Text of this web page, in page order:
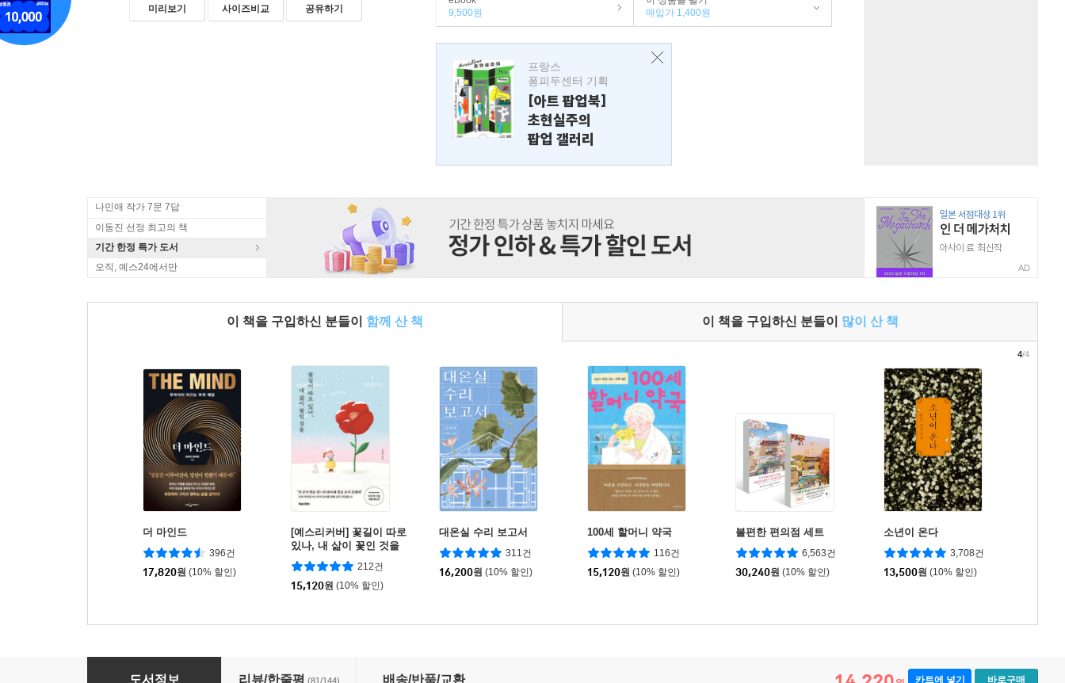
미리보기 사이즈비교 공유하기
9,500원
매입가 1,400원
프랑스
퐁피두센터 기획
[아트 팝업북]
초현실주의
팝업 갤러리
나민애 작가 7문 7답
이동진 선정 최고의 책
기간 한정 특가 도서
오직, 예스24에서만
AD
이 책을 구입하신 분들이 함께 산 책 이 책을 구입하신 분들이 많이 산 책
더 마인드
396건
17,820원 (10% 할인)
[예스리커버] 꽃길이 따로
있나, 내 삶이 꽃인 것을
212건
15,120원 (10% 할인)
대온실 수리 보고서
311건
16,200원 (10% 할인)
100세 할머니 약국
116건
15,120원 (10% 할인)
불편한 편의점 세트
6,563건
30,240원 (10% 할인)
소년이 온다
3,708건
13,500원 (10% 할인)
4/4
인생에서 너무 늦은 때란 없습니다
도서정보 리뷰/한줄평 (81/144) 배송/반품/교환 카트에 넣기 바로구매